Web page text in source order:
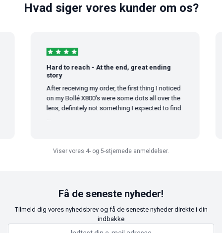
Hvad siger vores kunder om os?
Hard to reach - At the end, great ending
story
After receiving my order, the first thing I noticed
on my Bollé X800's were some dots all over the
lens, definitely not something I expected to find
Viser vores 4- og 5-stjernede anmeldelser.
Få de seneste nyheder!
Tilmeld dig vores nyhedsbrev og få de seneste nyheder direkte i din
indbakke